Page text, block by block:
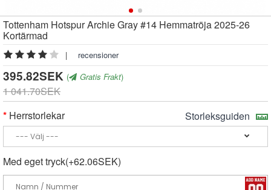
Tottenham Hotspur Archie Gray #14 Hemmatröja 2025-26
Kortärmad
| recensioner
395.82SEK ( Gratis Frakt)
1 041.70SEK
Herrstorlekar
Storleksguiden
Med eget tryck(+62.06SEK)